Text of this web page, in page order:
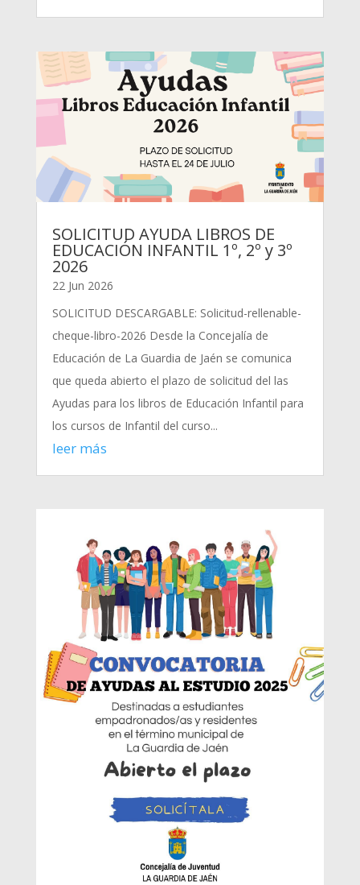
SOLICITUD AYUDA LIBROS DE
EDUCACIÓN INFANTIL 1º, 2º y 3º
2026
22 Jun 2026
SOLICITUD DESCARGABLE: Solicitud-rellenable-
cheque-libro-2026 Desde la Concejalía de
Educación de La Guardia de Jaén se comunica
que queda abierto el plazo de solicitud del las
Ayudas para los libros de Educación Infantil para
los cursos de Infantil del curso...
leer más